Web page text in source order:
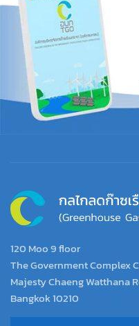
120 Moo 9 floor
The Government Complex
Majesty Chaeng Watthana
Bangkok 10210